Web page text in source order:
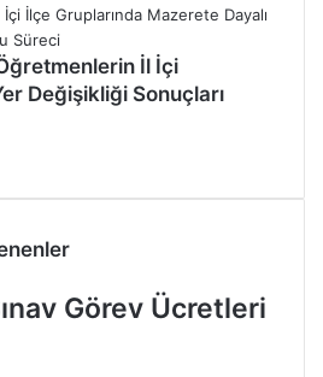
İl İçi
Değişikliği Sonuçları
Görev Ücretleri